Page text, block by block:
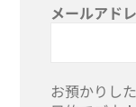
メールアド
お預かりし